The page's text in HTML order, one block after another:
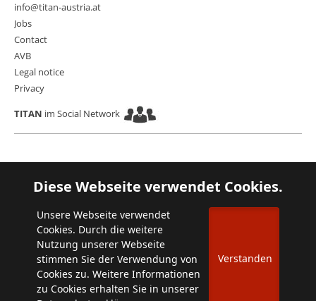
info@titan-austria.at
Jobs
Contact
AVB
Legal notice
Privacy
TITAN im Social Network
Diese Webseite verwendet Cookies.
Unsere Webseite verwendet
Cookies. Durch die weitere
Nutzung unserer Webseite
stimmen Sie der Verwendung von
Cookies zu. Weitere Informationen
zu Cookies erhalten Sie in unserer
Verstanden